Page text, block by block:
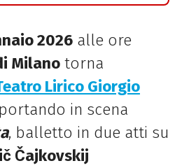
2026alle ore
Milanotorna
Lirico Giorgio
portando in scena
, balletto in due atti su
Čajkovskij